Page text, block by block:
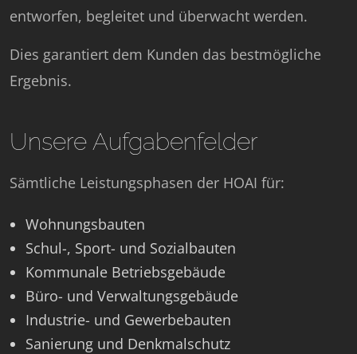
entworfen, begleitet und überwacht werden.
Dies garantiert dem Kunden das bestmögliche
Ergebnis.
Unsere Aufgabenfelder
Sämtliche Leistungsphasen der HOAI für:
Wohnungsbauten
Schul-, Sport- und Sozialbauten
Kommunale Betriebsgebäude
Büro- und Verwaltungsgebäude
Industrie- und Gewerbebauten
Sanierung und Denkmalschutz